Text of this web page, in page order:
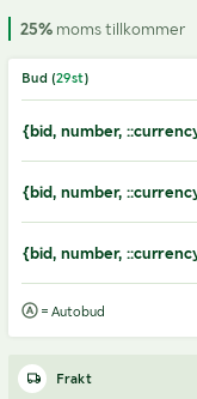
25%moms tillkommer
Bud (29st)
{bid, number,
{bid, number,
{bid, number,
= Autobud
Frakt